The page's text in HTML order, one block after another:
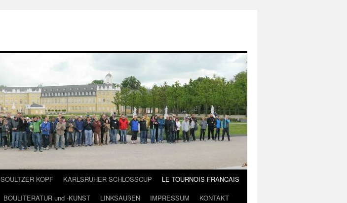
SOULTZER KOPF KARLSRUHER SCHLOSSCUP
LE TOURNOIS FRANCAIS
BOULITERATUR und -KUNST LINKSAUßEN IMPRESSUM
KONTAKT